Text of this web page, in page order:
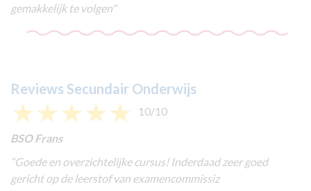
gemakkelijk te volgen"
Reviews Secundair Onderwijs
10/10
BSO Frans
“Goede en overzichtelijke cursus! Inderdaad zeer goed
gericht op de leerstof van examencommissiz